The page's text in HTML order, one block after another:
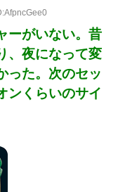
ーがいない。昔
、夜になって変
った。次のセッ
ンくらいのサイ